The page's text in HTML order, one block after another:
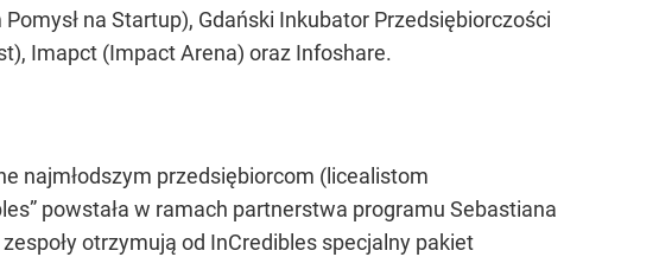
na Startup), Gdański Inkubator Przedsiębiorczości
Imapct (Impact Arena) oraz Infoshare.
najmłodszym przedsiębiorcom (licealistom
powstała w ramach partnerstwa programu Sebastiana
otrzymują od InCredibles specjalny pakiet